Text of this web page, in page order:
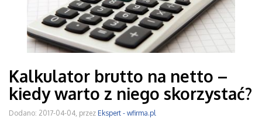
Kalkulator brutto na netto –
kiedy warto z niego skorzystać?
Dodano: 2017-04-04, przez Ekspert - wfirma.pl